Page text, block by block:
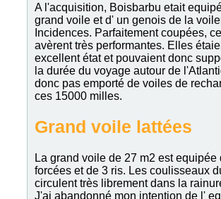
A l'acquisition, Boisbarbu etait
grand voile et d' un genois de la
Incidences. Parfaitement coupées,
avèrent très performantes. Elles
excellent état et pouvaient donc
la durée du voyage autour de
donc pas emporté de voiles de
ces 15000 milles.
Grand voile lattées
La grand voile de 27 m2 est equipée
forcées et de 3 ris. Les coulisseaux
circulent très librement dans la
J'ai abandonné mon intention de l'